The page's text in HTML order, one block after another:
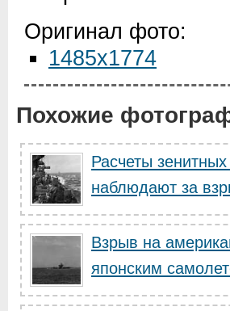
Оригинал фото:
1485x1774
Похожие
Расчеты
наблюдают за
Взрыв на
японским